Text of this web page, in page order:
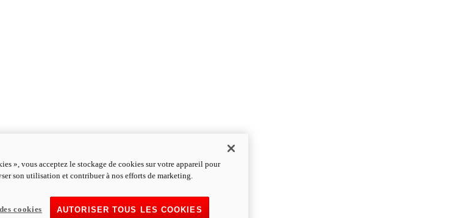
», vous acceptez le stockage de cookies sur votre appareil pour
son utilisation et contribuer à nos efforts de marketing.
AUTORISER TOUS LES COOKIES
cookies